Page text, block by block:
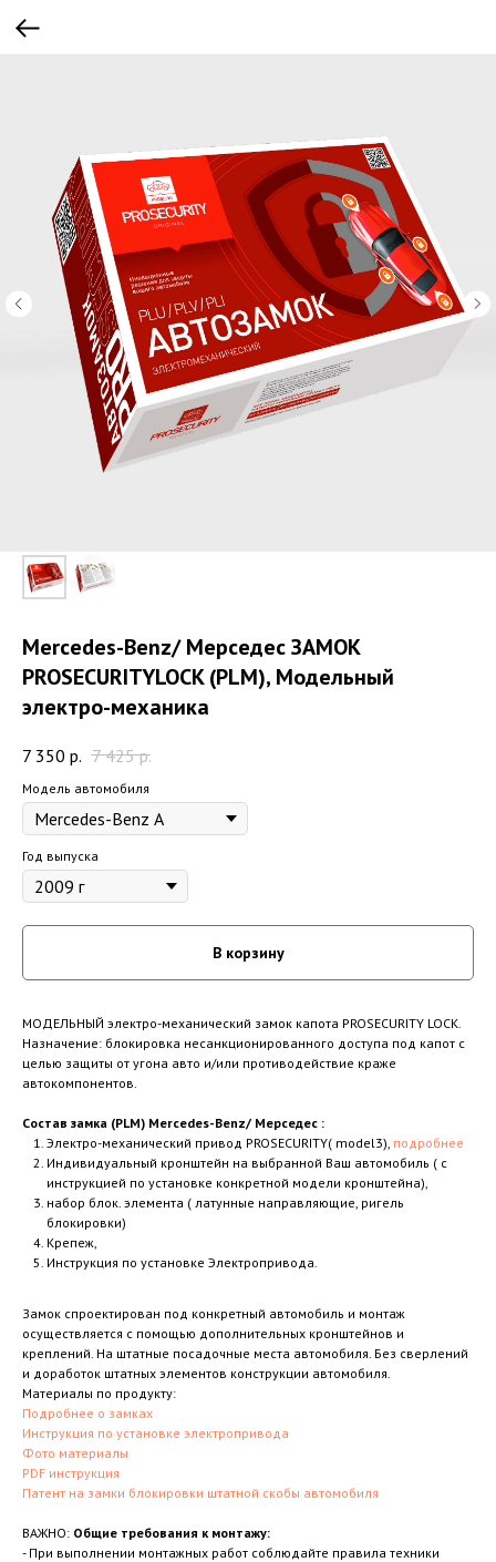
Mercedes-Benz/ Мерседес ЗАМОК
PROSECURITYLOCK (PLM), Модельный
электро-механика
7 350 р. 7 425 р.
Модель автомобиля
Год выпуска
В корзину
МОДЕЛЬНЫЙ электро-механический замок капота PROSECURITY LOCK.
Назначение: блокировка несанкционированного доступа под капот с
целью защиты от угона авто и/или противодействие краже
автокомпонентов.
Состав замка (PLM) Mercedes-Benz/ Мерседес :
Электро-механический привод PROSECURITY( model3), подробнее
Индивидуальный кронштейн на выбранной Ваш автомобиль ( с
инструкцией по установке конкретной модели кронштейна),
набор блок. элемента ( латунные направляющие, ригель
блокировки)
Крепеж,
Инструкция по установке Электропривода.
Замок спроектирован под конкретный автомобиль и монтаж
осуществляется с помощью дополнительных кронштейнов и
креплений. На штатные посадочные места автомобиля. Без сверлений
и доработок штатных элементов конструкции автомобиля.
Материалы по продукту:
Подробнее о замках
Инструкция по установке электропривода
Фото материалы
PDF инструкция
Патент на замки блокировки штатной скобы автомобиля
ВАЖНО: Общие требования к монтажу:
- При выполнении монтажных работ соблюдайте правила техники